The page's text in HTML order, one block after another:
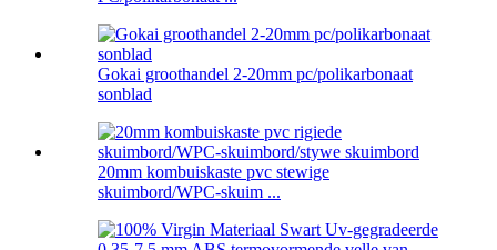
Gokai groothandel 2-20mm pc/polikarbonaat
sonblad
20mm kombuiskaste pvc stewige
skuimbord/WPC-skuim ...